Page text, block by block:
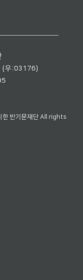
(우:03176)
반기문재단 All rights